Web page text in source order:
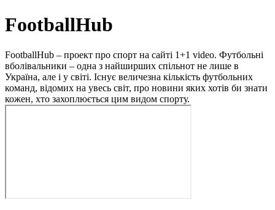
FootballHub
FootballHub – проект про спорт на сайті 1+1 video. Футбольні
вболівальники – одна з найширших спільнот не лише в
Україна, але і у світі. Існує величезна кількість футбольних
команд, відомих на увесь світ, про новини яких хотів би знати
кожен, хто захоплюється цим видом спорту.